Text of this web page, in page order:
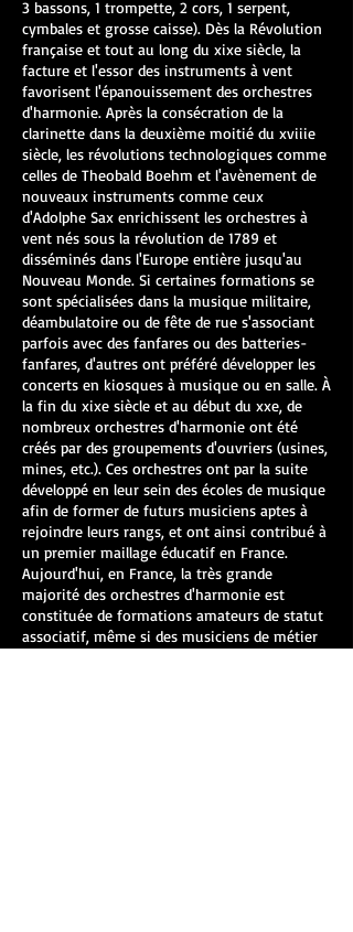
3 bassons, 1 trompette, 2 cors, 1 serpent,
cymbales et grosse caisse). Dès la Révolution
française et tout au long du xixe siècle, la
facture et l'essor des instruments à vent
favorisent l'épanouissement des orchestres
d'harmonie. Après la consécration de la
clarinette dans la deuxième moitié du xviiie
siècle, les révolutions technologiques comme
celles de Theobald Boehm et l'avènement de
nouveaux instruments comme ceux
d'Adolphe Sax enrichissent les orchestres à
vent nés sous la révolution de 1789 et
disséminés dans l'Europe entière jusqu'au
Nouveau Monde. Si certaines formations se
sont spécialisées dans la musique militaire,
déambulatoire ou de fête de rue s'associant
parfois avec des fanfares ou des batteries-
fanfares, d'autres ont préféré développer les
concerts en kiosques à musique ou en salle. À
la fin du xixe siècle et au début du xxe, de
nombreux orchestres d'harmonie ont été
créés par des groupements d'ouvriers (usines,
mines, etc.). Ces orchestres ont par la suite
développé en leur sein des écoles de musique
afin de former de futurs musiciens aptes à
rejoindre leurs rangs, et ont ainsi contribué à
un premier maillage éducatif en France.
Aujourd'hui, en France, la très grande
majorité des orchestres d'harmonie est
constituée de formations amateurs de statut
associatif, même si des musiciens de métier